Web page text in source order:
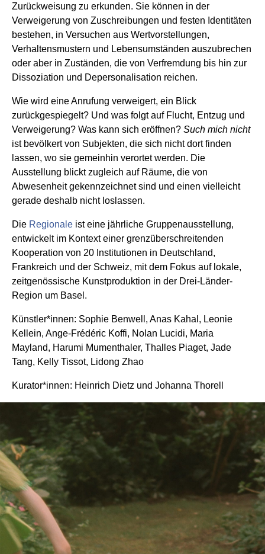
Zurückweisung zu erkunden. Sie können in der
Verweigerung von Zuschreibungen und festen Identitäten
bestehen, in Versuchen aus Wertvorstellungen,
Verhaltensmustern und Lebensumständen auszubrechen
oder aber in Zuständen, die von Verfremdung bis hin zur
Dissoziation und Depersonalisation reichen.
Wie wird eine Anrufung verweigert, ein Blick
zurückgespiegelt? Und was folgt auf Flucht, Entzug und
Verweigerung? Was kann sich eröffnen? Such mich nicht
ist bevölkert von Subjekten, die sich nicht dort finden
lassen, wo sie gemeinhin verortet werden. Die
Ausstellung blickt zugleich auf Räume, die von
Abwesenheit gekennzeichnet sind und einen vielleicht
gerade deshalb nicht loslassen.
Die Regionale ist eine jährliche Gruppenausstellung,
entwickelt im Kontext einer grenzüberschreitenden
Kooperation von 20 Institutionen in Deutschland,
Frankreich und der Schweiz, mit dem Fokus auf lokale,
zeitgenössische Kunstproduktion in der Drei-Länder-
Region um Basel.
Künstler*innen: Sophie Benwell, Anas Kahal, Leonie
Kellein, Ange-Frédéric Koffi, Nolan Lucidi, Maria
Mayland, Harumi Mumenthaler, Thalles Piaget, Jade
Tang, Kelly Tissot, Lidong Zhao
Kurator*innen: Heinrich Dietz und Johanna Thorell